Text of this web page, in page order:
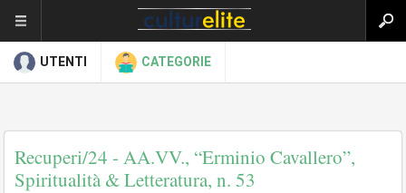
UTENTI CATEGORIE
Recuperi/24 - AA.VV., “Erminio Cavallero”,
Spiritualità & Letteratura, n. 53